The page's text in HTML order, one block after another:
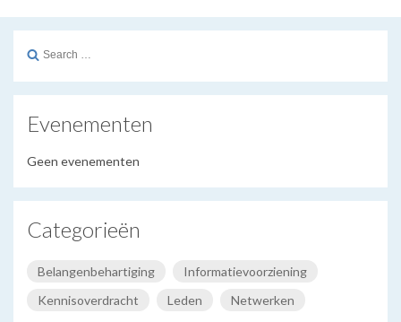
Search
Evenementen
Geen evenementen
Categorieën
Belangenbehartiging
Informatievoorziening
Kennisoverdracht
Leden Netwerken